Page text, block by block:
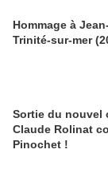
Hommage à
Trinité-sur-mer
Sortie du nouvel
Claude Rolinat
Pinochet !